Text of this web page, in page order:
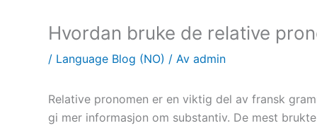
Hvordan bruke de relative
/ Language Blog (NO) / Av admin
Relative pronomen er en viktig del av fransk
gi mer informasjon om substantiv. De mest